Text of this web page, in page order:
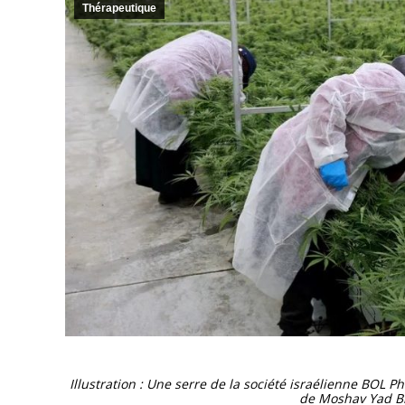
Thérapeutique
Illustration : Une serre de la société israélienne BOL
de Moshav Yad